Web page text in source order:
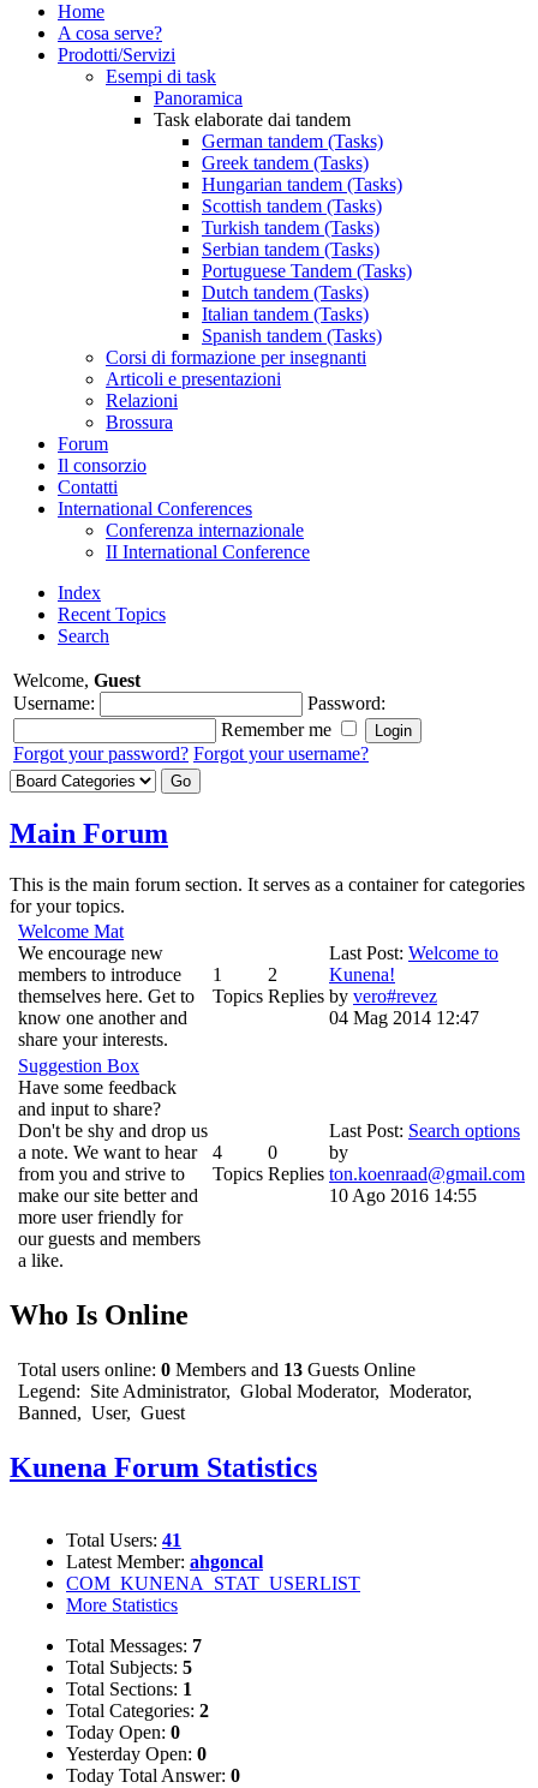
Home
A cosa serve?
Prodotti/Servizi
Esempi di task
Panoramica
Task elaborate dai tandem
German tandem (Tasks)
Greek tandem (Tasks)
Hungarian tandem (Tasks)
Scottish tandem (Tasks)
Turkish tandem (Tasks)
Serbian tandem (Tasks)
Portuguese Tandem (Tasks)
Dutch tandem (Tasks)
Italian tandem (Tasks)
Spanish tandem (Tasks)
Corsi di formazione per insegnanti
Articoli e presentazioni
Relazioni
Brossura
Forum
Il consorzio
Contatti
International Conferences
Conferenza internazionale
II International Conference
Index
Recent Topics
Search
Welcome, Guest
Username:
Password:
Remember me
Forgot your password? Forgot your username?
Main Forum
This is the main forum section. It serves as a container for categories
for your topics.
Welcome Mat
We encourage new
members to introduce
themselves here. Get to
know one another and
share your interests.
1
Topics
2
Replies
Last Post: Welcome to
Kunena!
by vero#revez
04 Mag 2014 12:47
Suggestion Box
Have some feedback
and input to share?
Don't be shy and drop us
a note. We want to hear
from you and strive to
make our site better and
more user friendly for
our guests and members
a like.
4
Topics
0
Replies
Last Post: Search options
by
ton.koenraad@gmail.com
10 Ago 2016 14:55
Who Is Online
Total users online: 0 Members and 13 Guests Online
Legend: Site Administrator, Global Moderator, Moderator,
Banned, User, Guest
Kunena Forum Statistics
Total Users: 41
Latest Member: ahgoncal
COM_KUNENA_STAT_USERLIST
More Statistics
Total Messages: 7
Total Subjects: 5
Total Sections: 1
Total Categories: 2
Today Open: 0
Yesterday Open: 0
Today Total Answer: 0